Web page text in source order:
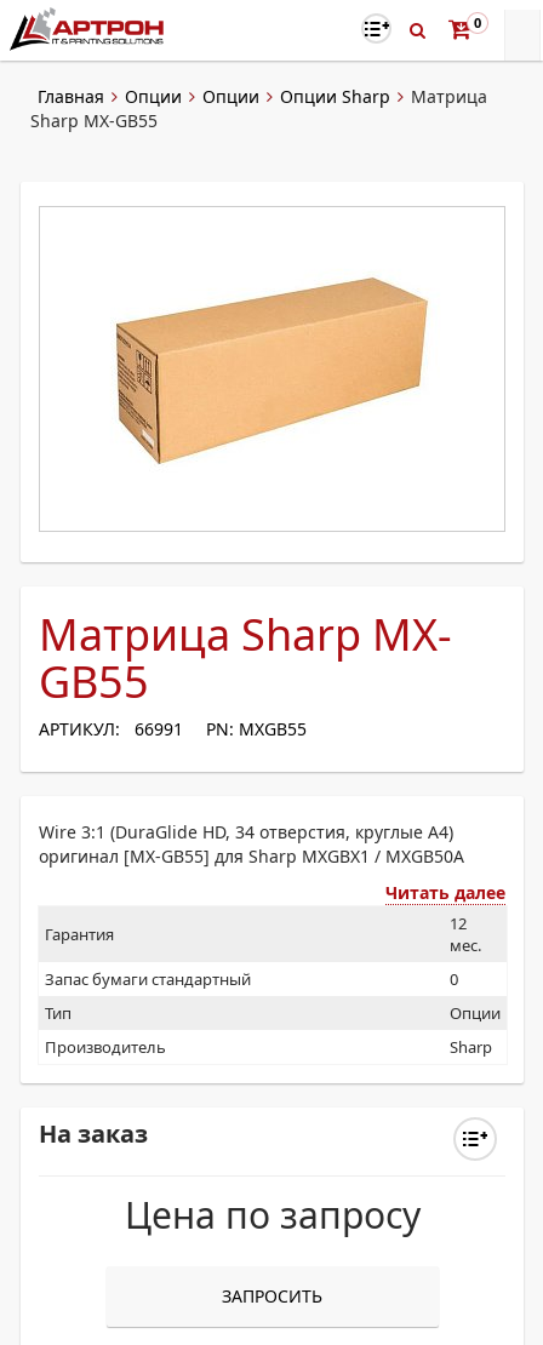
0
Главная Опции Опции Опции Sharp
Матрица
Sharp MX-GB55
Матрица Sharp MX-
GB55
АРТИКУЛ: 66991 PN: MXGB55
Wire 3:1 (DuraGlide HD, 34 отверстия, круглые A4)
оригинал [MX-GB55] для Sharp MXGBX1 / MXGB50A
Читать далее
Гарантия
12
мес.
Запас бумаги стандартный
0
Тип
Опции
Производитель
Sharp
На заказ
Цена по запросу
ЗАПРОСИТЬ